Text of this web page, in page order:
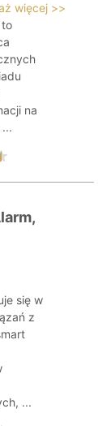
więcej >>
to
na
się w
z
...